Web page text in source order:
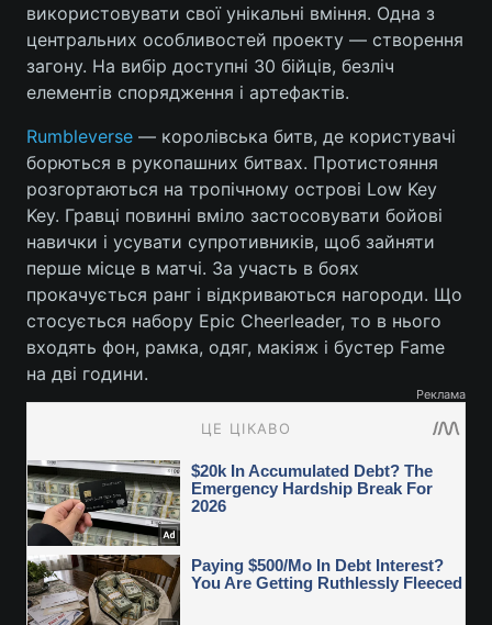
використовувати свої унікальні вміння. Одна з
центральних особливостей проекту — створення
загону. На вибір доступні 30 бійців, безліч
елементів спорядження і артефактів.
Rumbleverse — королівська битв, де користувачі
борються в рукопашних битвах. Протистояння
розгортаються на тропічному острові Low Key
Key. Гравці повинні вміло застосовувати бойові
навички і усувати супротивників, щоб зайняти
перше місце в матчі. За участь в боях
прокачується ранг і відкриваються нагороди. Що
стосується набору Epic Cheerleader, то в нього
входять фон, рамка, одяг, макіяж і бустер Fame
на дві години.
Реклама